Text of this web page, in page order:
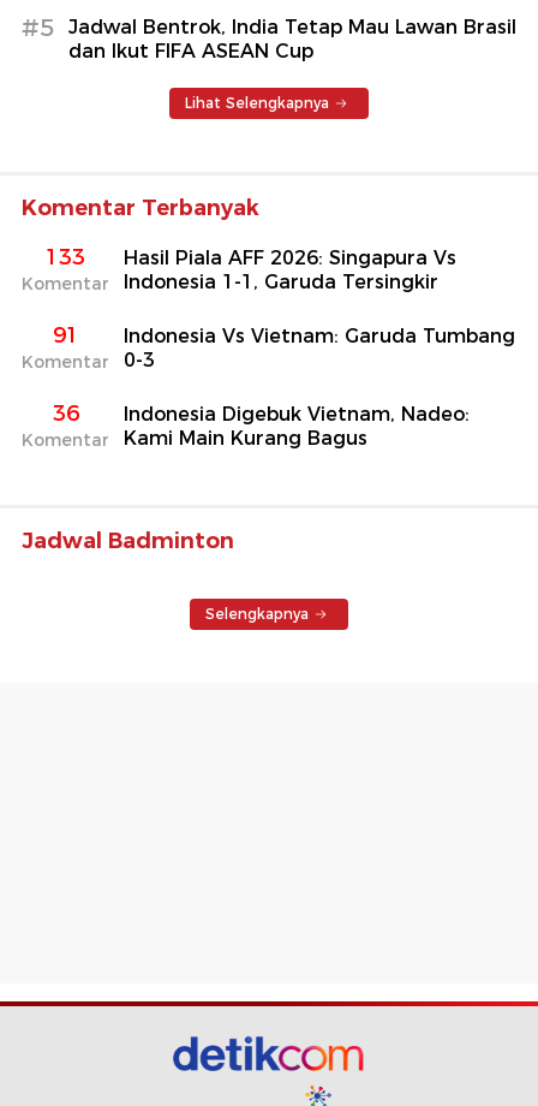
#5
Jadwal Bentrok, India Tetap Mau Lawan Brasil
dan Ikut FIFA ASEAN Cup
Lihat Selengkapnya
Komentar Terbanyak
133
Komentar
Hasil Piala AFF 2026: Singapura Vs
Indonesia 1-1, Garuda Tersingkir
91
Komentar
Indonesia Vs Vietnam: Garuda Tumbang
0-3
36
Komentar
Indonesia Digebuk Vietnam, Nadeo:
Kami Main Kurang Bagus
Jadwal Badminton
Selengkapnya